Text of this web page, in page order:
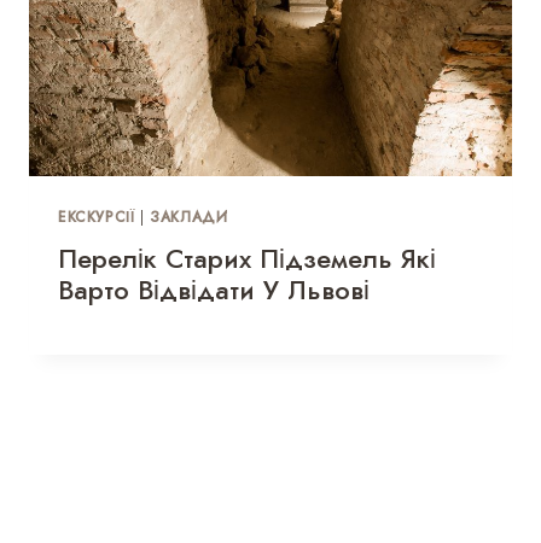
ЕКСКУРСІЇ ЗАКЛАДИ
Перелік Старих Підземель Які
Варто Відвідати У Львові